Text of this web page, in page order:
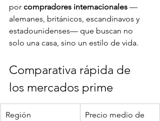
por compradores internacionales —
alemanes, británicos, escandinavos y
estadounidenses— que buscan no
solo una casa, sino un estilo de vida.
Comparativa rápida de
los mercados prime
Región
Precio medio de